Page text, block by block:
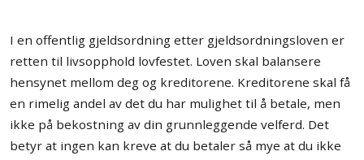
I en offentlig gjeldsordning etter gjeldsordningsloven er
retten til livsopphold lovfestet. Loven skal balansere
hensynet mellom deg og kreditorene. Kreditorene skal få
en rimelig andel av det du har mulighet til å betale, men
ikke på bekostning av din grunnleggende velferd. Det
betyr at ingen kan kreve at du betaler så mye at du ikke